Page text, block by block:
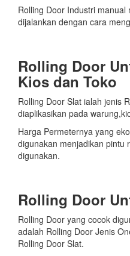
Rolling Door Industri
dijalankan dengan cara
Rolling Door
Kios dan Toko
Rolling Door Slat ialah jenis
diaplikasikan pada
Harga Permeternya yang
digunakan menjadikan pintu
digunakan.
Rolling Door
Rolling Door yang cocok
adalah Rolling Door Jenis
Rolling Door Slat.